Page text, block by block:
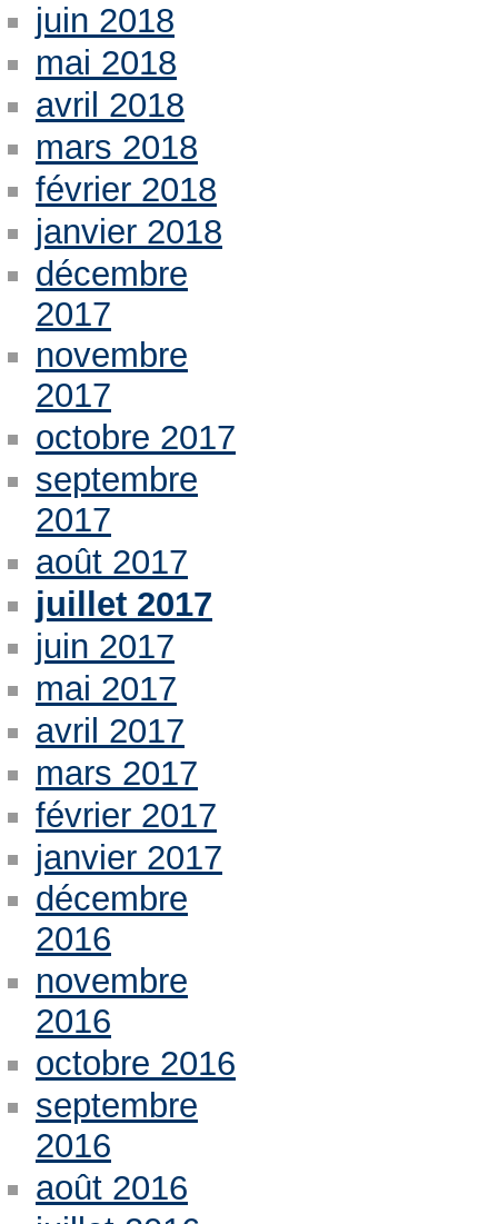
juin 2018
mai 2018
avril 2018
mars 2018
février 2018
janvier 2018
décembre
2017
novembre
2017
octobre 2017
septembre
2017
août 2017
juillet 2017
juin 2017
mai 2017
avril 2017
mars 2017
février 2017
janvier 2017
décembre
2016
novembre
2016
octobre 2016
septembre
2016
août 2016